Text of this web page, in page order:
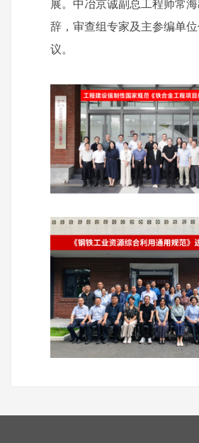
展。中冶京诚副总工程师常
辞，审查组专家及主参编单
议。